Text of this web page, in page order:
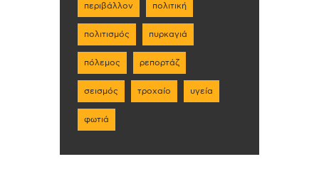
περιβάλλον πολιτική
πολιτισμός πυρκαγιά
πόλεμος ρεπορτάζ
σεισμός τροχαίο υγεία
φωτιά